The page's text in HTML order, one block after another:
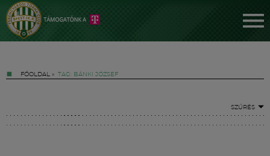
FŐOLDAL » TAG: BÁNKI JÓZSEF
SZŰRÉS